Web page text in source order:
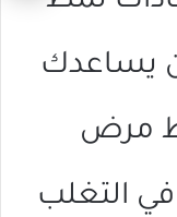
يساعدك
مرض
التغلب